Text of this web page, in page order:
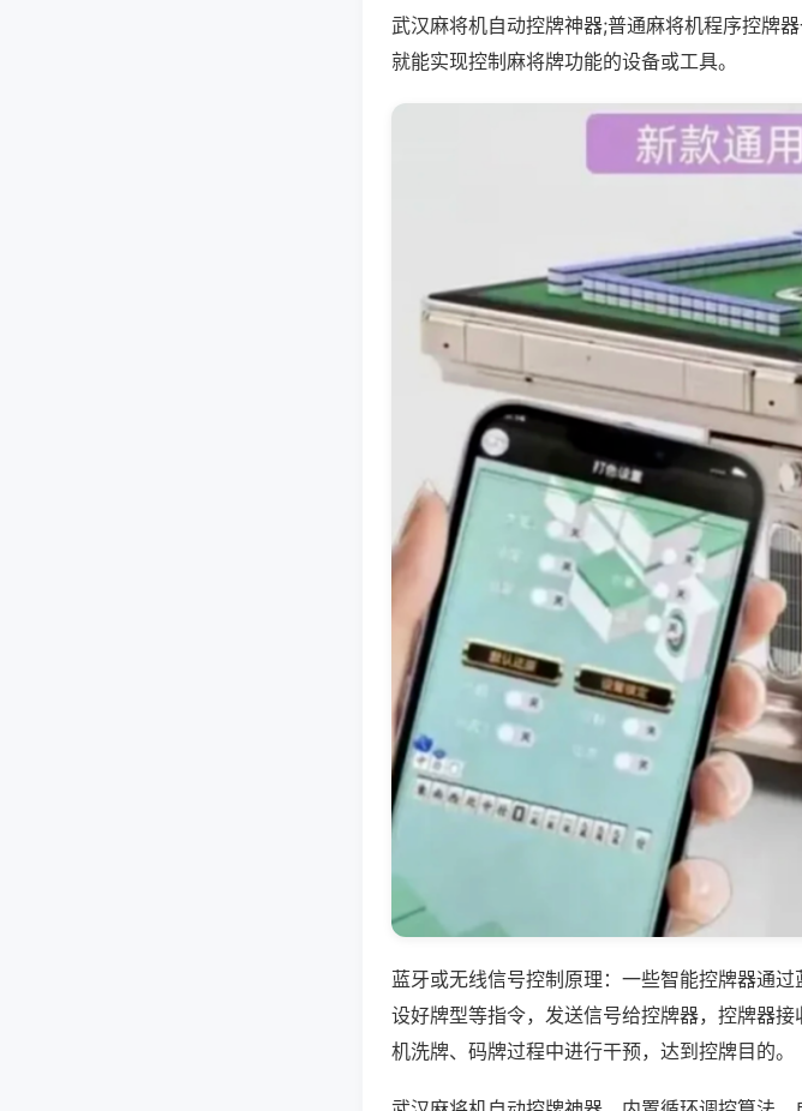
武汉麻将机自动控牌神器;普通麻将机程序控牌
就能实现控制麻将牌功能的设备或工具。
蓝牙或无线信号控制原理：一些智能控牌器通
设好牌型等指令，发送信号给控牌器，控牌器
机洗牌、码牌过程中进行干预，达到控牌目的。